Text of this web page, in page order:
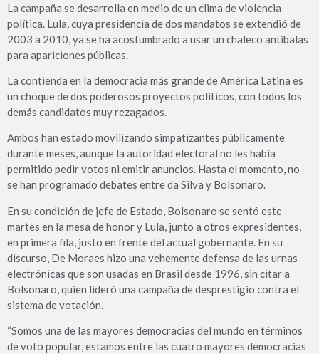
La campaña se desarrolla en medio de un clima de violencia
política. Lula, cuya presidencia de dos mandatos se extendió de
2003 a 2010, ya se ha acostumbrado a usar un chaleco antibalas
para apariciones públicas.
La contienda en la democracia más grande de América Latina es
un choque de dos poderosos proyectos políticos, con todos los
demás candidatos muy rezagados.
Ambos han estado movilizando simpatizantes públicamente
durante meses, aunque la autoridad electoral no les había
permitido pedir votos ni emitir anuncios. Hasta el momento, no
se han programado debates entre da Silva y Bolsonaro.
En su condición de jefe de Estado, Bolsonaro se sentó este
martes en la mesa de honor y Lula, junto a otros expresidentes,
en primera fila, justo en frente del actual gobernante. En su
discurso, De Moraes hizo una vehemente defensa de las urnas
electrónicas que son usadas en Brasil desde 1996, sin citar a
Bolsonaro, quien lideró una campaña de desprestigio contra el
sistema de votación.
“Somos una de las mayores democracias del mundo en términos
de voto popular, estamos entre las cuatro mayores democracias